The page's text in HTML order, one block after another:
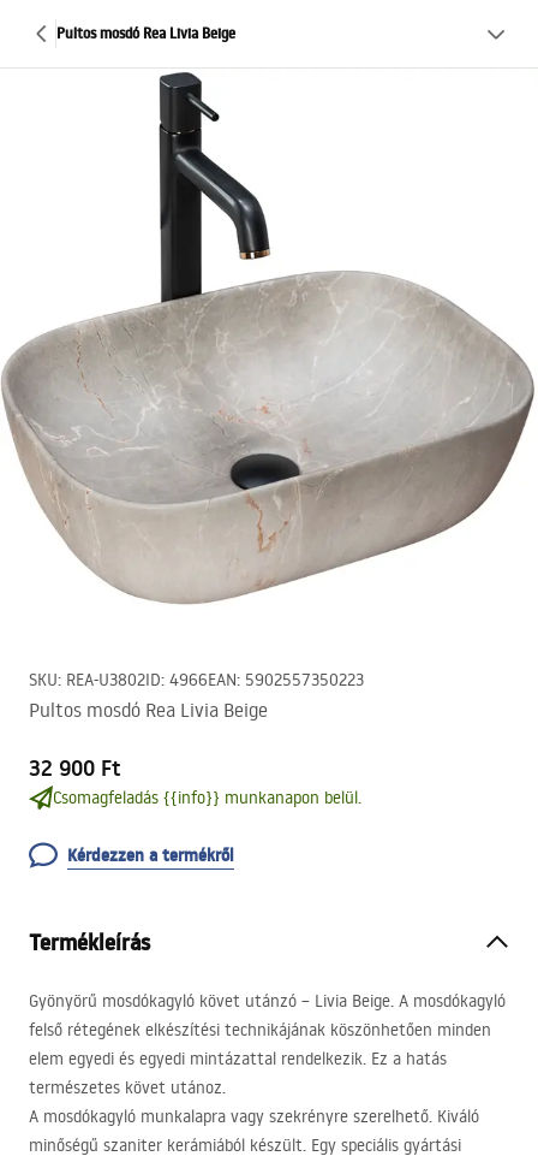
Pultos mosdó Rea Livia Beige
SKU: REA-U3802ID: 4966EAN: 5902557350223
Pultos mosdó Rea Livia Beige
32 900 Ft
Csomagfeladás {{info}} munkanapon belül.
Kérdezzen a termékről
Termékleírás
Gyönyörű mosdókagyló követ utánzó – Livia Beige. A mosdókagyló
felső rétegének elkészítési technikájának köszönhetően minden
elem egyedi és egyedi mintázattal rendelkezik. Ez a hatás
természetes követ utánoz.
A mosdókagyló munkalapra vagy szekrényre szerelhető. Kiváló
minőségű szaniter kerámiából készült. Egy speciális gyártási